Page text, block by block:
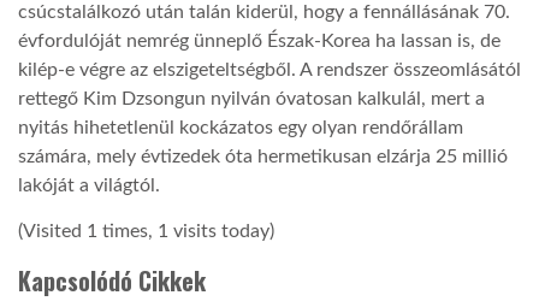
csúcstalálkozó után talán kiderül, hogy a fennállásának 70.
évfordulóját nemrég ünneplő Észak-Korea ha lassan is, de
kilép-e végre az elszigeteltségből. A rendszer összeomlásától
rettegő Kim Dzsongun nyilván óvatosan kalkulál, mert a
nyitás hihetetlenül kockázatos egy olyan rendőrállam
számára, mely évtizedek óta hermetikusan elzárja 25 millió
lakóját a világtól.
(Visited 1 times, 1 visits today)
Kapcsolódó Cikkek